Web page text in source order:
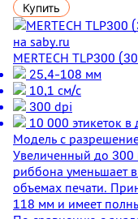
Купить
MERTECH TLP300
25,4-108 мм
10,1 см/с
300 dpi
10 000 этикеток в
Модель с
Увеличенный до 300
риббона уменьшает
объемах печати.
118 мм и имеет